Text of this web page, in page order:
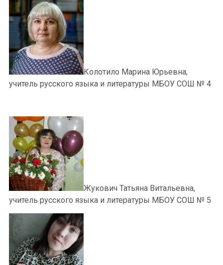
Колотило Марина Юрьевна,
учитель русского языка и литературы МБОУ СОШ № 4
Жукович Татьяна Витальевна,
учитель русского языка и литературы МБОУ СОШ № 5